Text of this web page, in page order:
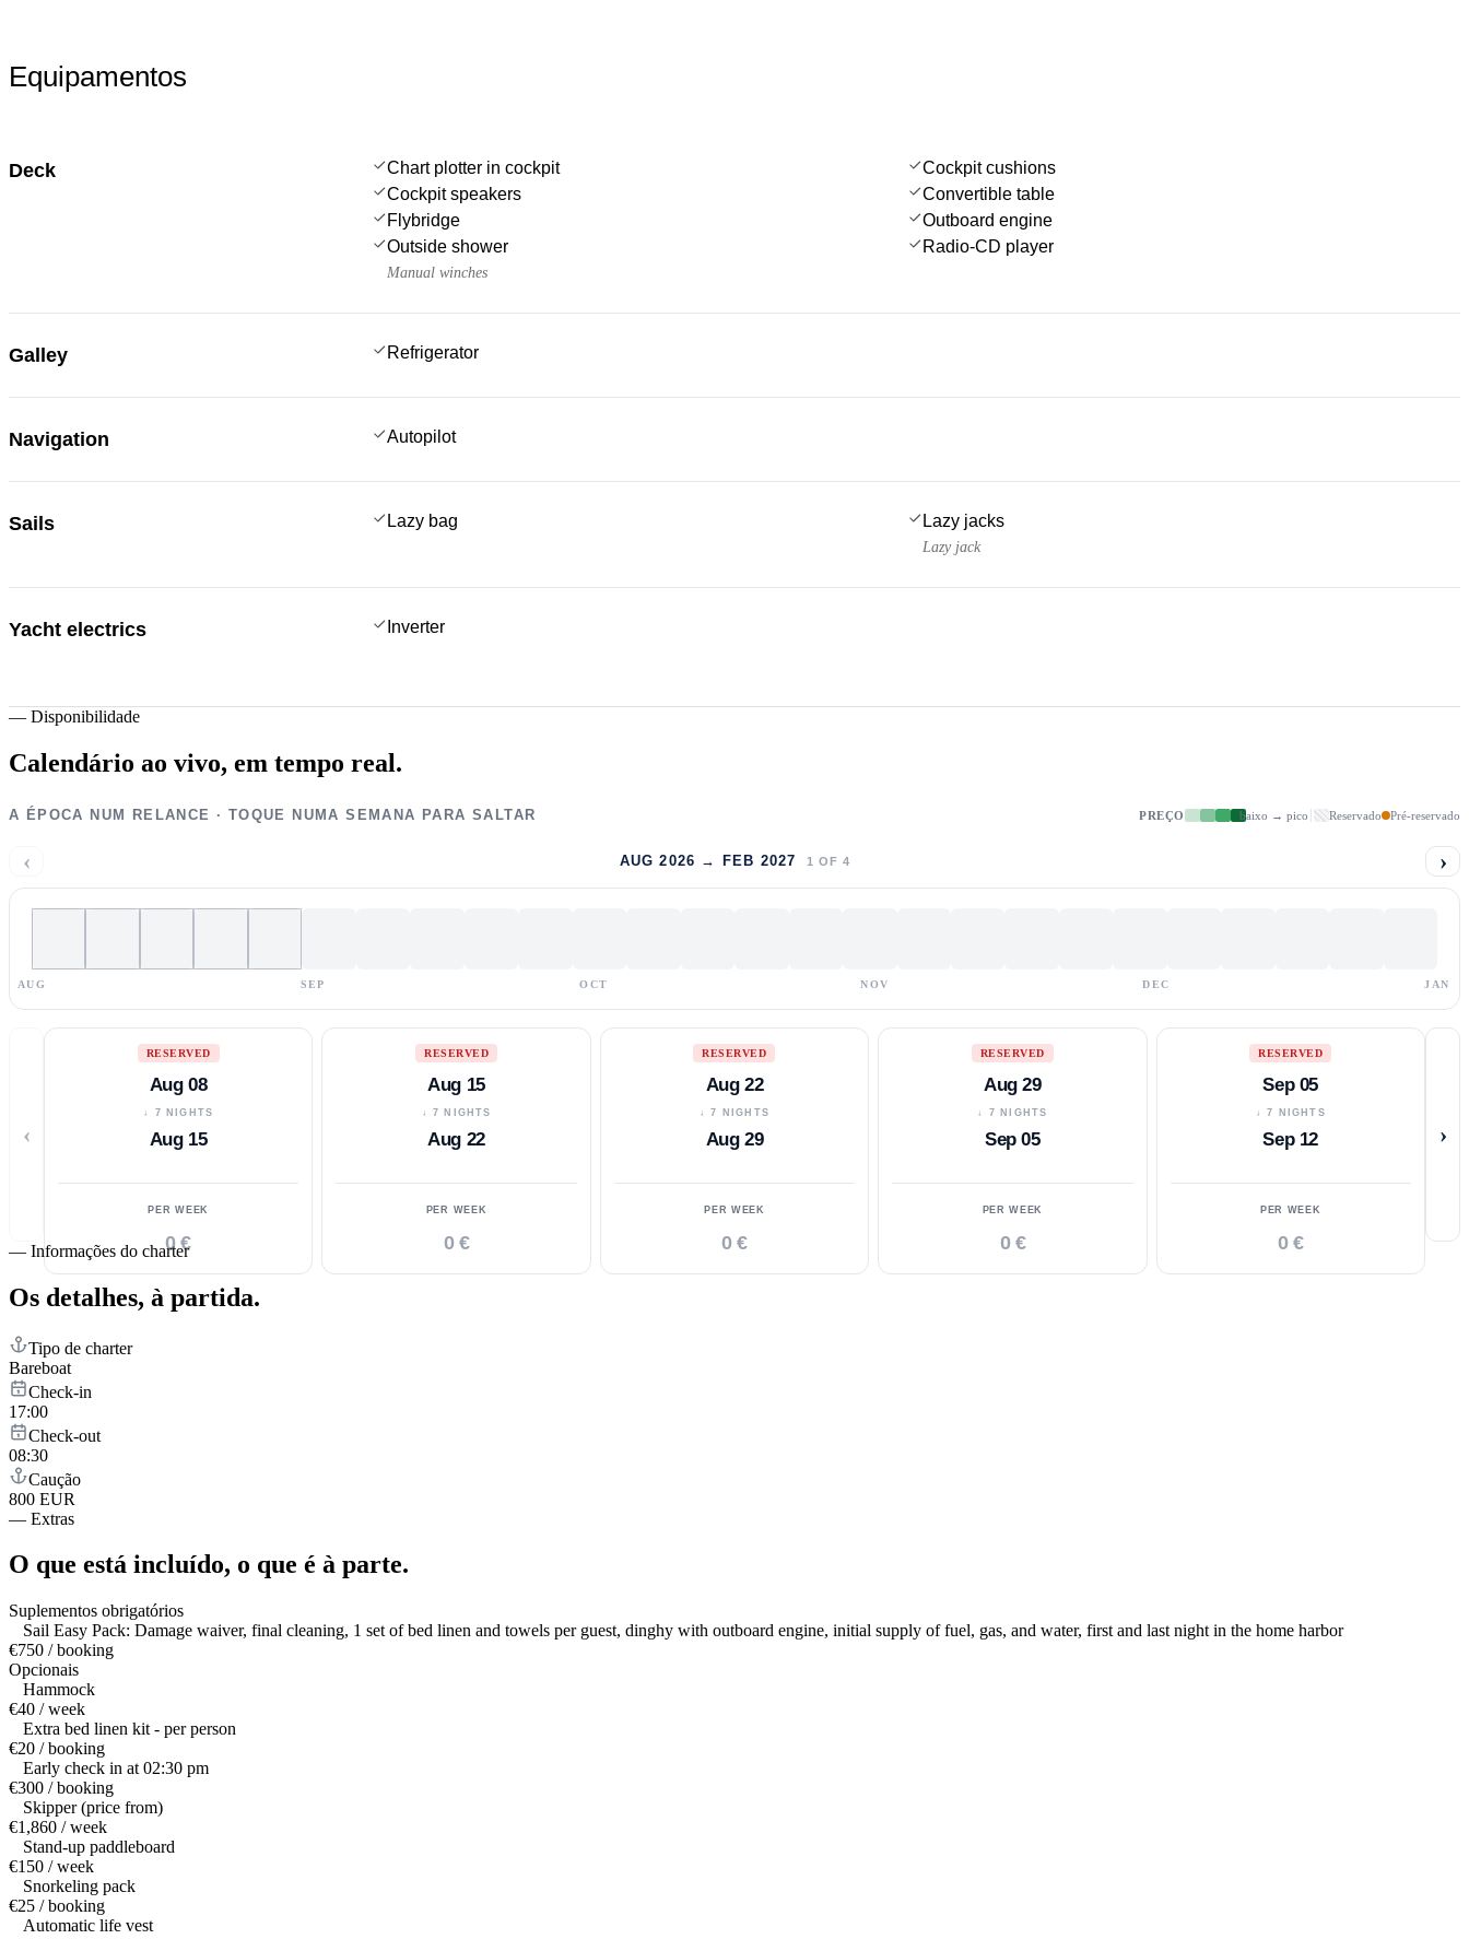
Equipamentos
Deck Chart plotter in cockpit
Cockpit cushions
Cockpit speakers
Convertible table
Flybridge
Outboard engine
Outside shower
Manual winches
Radio-CD player
Galley Refrigerator
Navigation Autopilot
Sails Lazy bag Lazy jacks
Lazy jack
Yacht electrics Inverter
— Disponibilidade
Calendário ao vivo, em tempo real.
A ÉPOCA NUM RELANCE · TOQUE NUMA SEMANA PARA SALTAR PREÇO baixo → pico Reservado Pré-reservado
‹ AUG 2026 → FEB 2027 1 OF 4 ›
AUG SEP OCT NOV DEC JAN
‹
RESERVED
Aug 08
↓ 7 NIGHTS
Aug 15
PER WEEK
0 €
RESERVED
Aug 15
↓ 7 NIGHTS
Aug 22
PER WEEK
0 €
RESERVED
Aug 22
↓ 7 NIGHTS
Aug 29
PER WEEK
0 €
RESERVED
Aug 29
↓ 7 NIGHTS
Sep 05
PER WEEK
0 €
RESERVED
Sep 05
↓ 7 NIGHTS
Sep 12
PER WEEK
0 €
›
— Informações do charter
Os detalhes, à partida.
Tipo de charter
Bareboat
Check-in
17:00
Check-out
08:30
Caução
800 EUR
— Extras
O que está incluído, o que é à parte.
Suplementos obrigatórios
Sail Easy Pack: Damage waiver, final cleaning, 1 set of bed linen and towels per guest, dinghy with outboard engine, initial supply of fuel, gas, and water, first and last night in the home harbor
€750 / booking
Opcionais
Hammock
€40 / week
Extra bed linen kit - per person
€20 / booking
Early check in at 02:30 pm
€300 / booking
Skipper (price from)
€1,860 / week
Stand-up paddleboard
€150 / week
Snorkeling pack
€25 / booking
Automatic life vest